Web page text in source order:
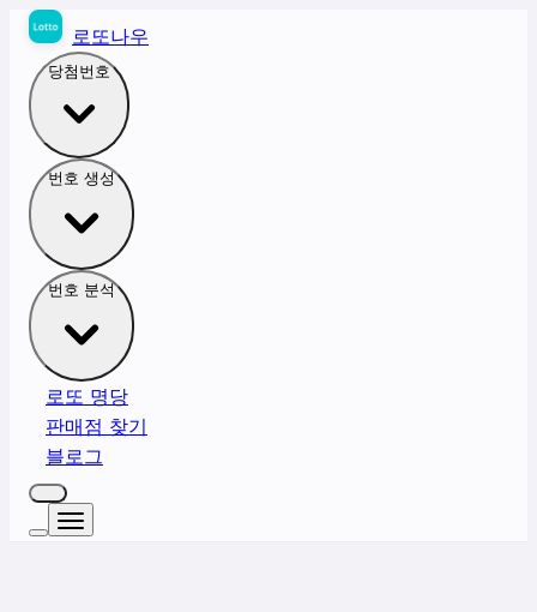
로또나우
당첨번호
번호 생성
번호 분석
로또 명당
판매점 찾기
블로그